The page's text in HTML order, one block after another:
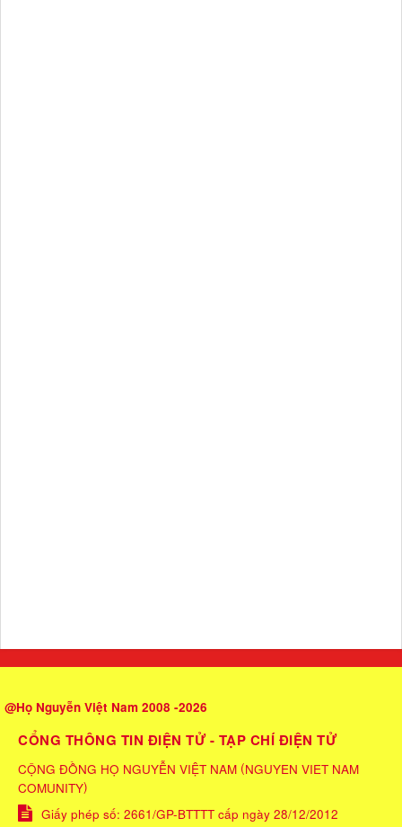
@Họ Nguyễn Việt Nam 2008 -2026
CỔNG THÔNG TIN ĐIỆN TỬ - TẠP CHÍ ĐIỆN TỬ
CỘNG ĐỒNG HỌ NGUYỄN VIỆT NAM (NGUYEN VIET NAM
COMUNITY)
Giấy phép số: 2661/GP-BTTTT cấp ngày 28/12/2012